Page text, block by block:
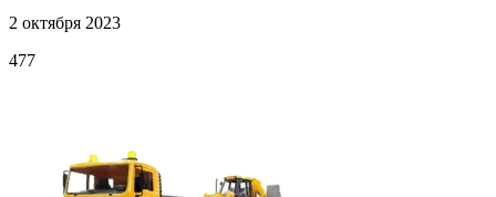
2 октября 2023
477